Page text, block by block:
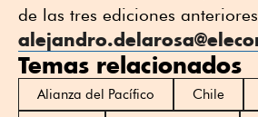
de las tres ediciones
Temas relacionados
Alianza del Pacífico Chile